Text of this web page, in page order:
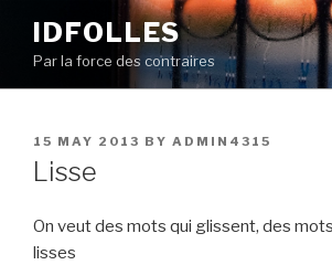
content
IDFOLLES
Par la force des contraires
POSTED
ON
15 MAY 2013 BY ADMIN4315
Lisse
On veut des mots qui glissent, des
lisses